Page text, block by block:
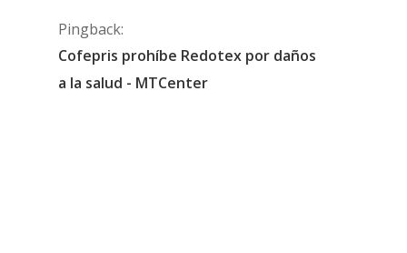
Pingback:
Cofepris prohíbe Redotex por daños
a la salud - MTCenter